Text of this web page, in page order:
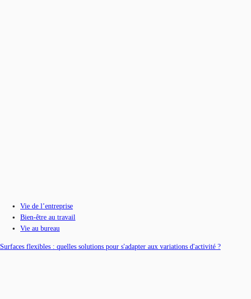
Vie de l’entreprise
Bien-être au travail
Vie au bureau
Surfaces flexibles : quelles solutions pour s'adapter aux variations d'activité ?